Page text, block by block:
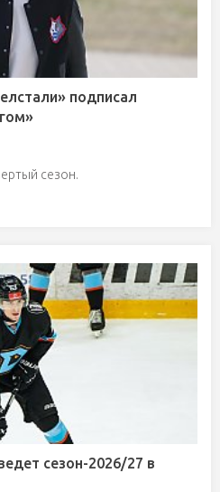
подписал
сезон.
сезон-2026/27 в